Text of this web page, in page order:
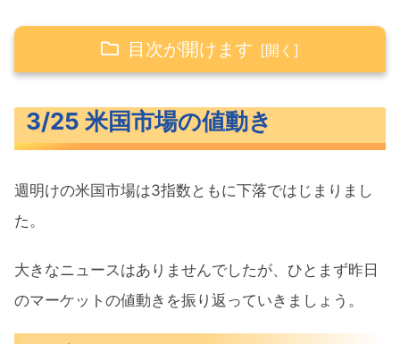
目次が開けます
米主要3指数の値動き
S&P500ヒートマップ
S&P500チャート分析
米国市場のトピックス
3/25 米国市場の値動き
週明けの米国市場は3指数ともに下落ではじまりまし
た。
大きなニュースはありませんでしたが、ひとまず昨日
のマーケットの値動きを振り返っていきましょう。